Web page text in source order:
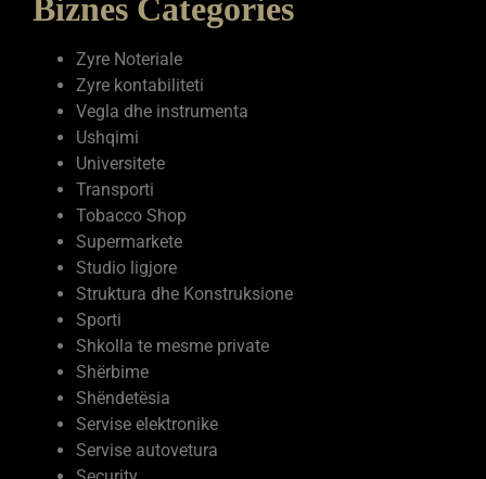
Biznes Categories
Zyre Noteriale
Zyre kontabiliteti
Vegla dhe instrumenta
Ushqimi
Universitete
Transporti
Tobacco Shop
Supermarkete
Studio ligjore
Struktura dhe Konstruksione
Sporti
Shkolla te mesme private
Shërbime